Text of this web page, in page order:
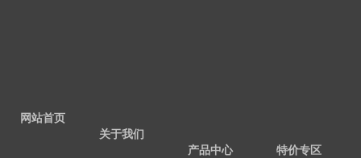
网站首页
关于我们
产品中心
特价专区